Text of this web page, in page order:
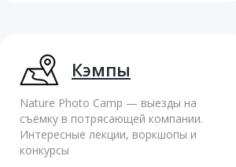
Кэмпы
Nature Photo Camp — выезды на
съёмку в потрясающей компании.
Интересные лекции, воркшопы и
конкурсы